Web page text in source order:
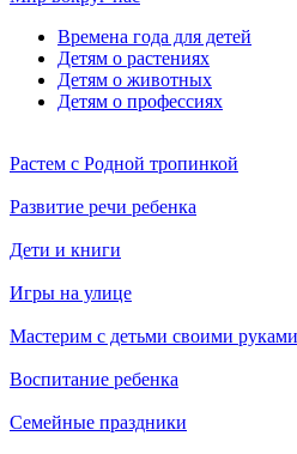
Времена года для детей
Детям о растениях
Детям о животных
Детям о профессиях
Растем с Родной тропинкой
Развитие речи ребенка
Дети и книги
Игры на улице
Мастерим с детьми своими руками
Воспитание ребенка
Семейные праздники